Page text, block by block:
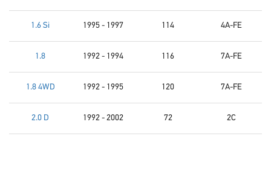
1.6 Si 1995 - 1997 114 4A-FE
1.8 1992 - 1994 116 7A-FE
1.8 4WD 1992 - 1995 120 7A-FE
2.0 D 1992 - 2002 72 2C